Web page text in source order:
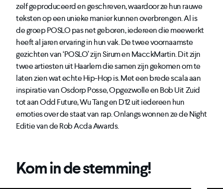
zelf geproduceerd en geschreven, waardoor ze hun rauwe
teksten op een unieke manier kunnen overbrengen. Al is
de groep POSLO pas net geboren, iedereen die meewerkt
heeft al jaren ervaring in hun vak. De twee voornaamste
gezichten van ‘POSLO’ zijn Sirum en MacckMartin. Dit zijn
twee artiesten uit Haarlem die samen zijn gekomen om te
laten zien wat echte Hip-Hop is. Met een brede scala aan
inspiratie van Osdorp Posse, Opgezwolle en Bob Uit Zuid
tot aan Odd Future, Wu Tang en D12 uit iedereen hun
emoties over de staat van rap. Onlangs wonnen ze de Night
Editie van de Rob Acda Awards.
Kom in de stemming!